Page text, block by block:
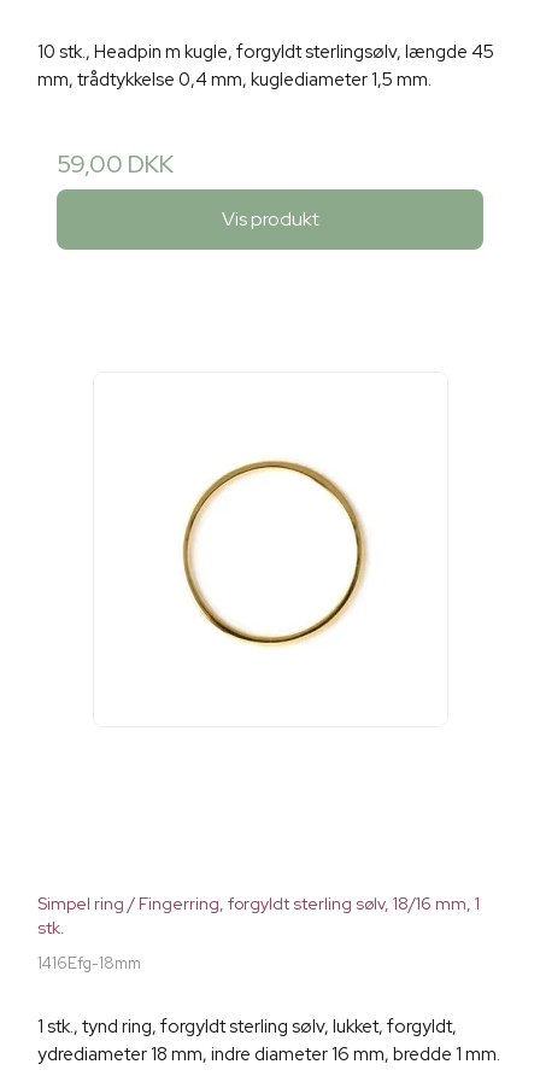
10 stk., Headpin m kugle, forgyldt sterlingsølv, længde 45
mm, trådtykkelse 0,4 mm, kuglediameter 1,5 mm.
59,00 DKK
Vis produkt
Simpel ring / Fingerring, forgyldt sterling sølv, 18/16 mm, 1
stk.
1416Efg-18mm
1 stk., tynd ring, forgyldt sterling sølv, lukket, forgyldt,
ydrediameter 18 mm, indre diameter 16 mm, bredde 1 mm.